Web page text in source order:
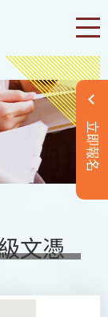
立即報名
文憑